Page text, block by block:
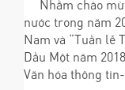
Nhằm chào
nước trong năm
Nam và “Tuần lễ
Dầu Một năm
Văn hóa thông